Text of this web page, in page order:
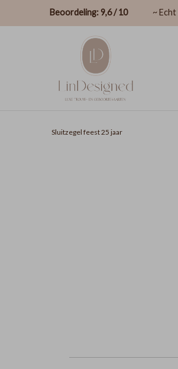
Beoordeling: 9,6 / 10 ~
Sluitzegel feest 25 jaar